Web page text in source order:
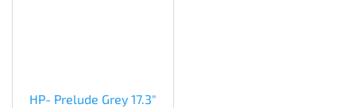
HP- Prelude Grey 17.3"